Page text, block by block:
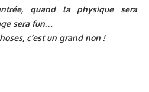
quand la physique sera
sera fun…
c’est un grand non !